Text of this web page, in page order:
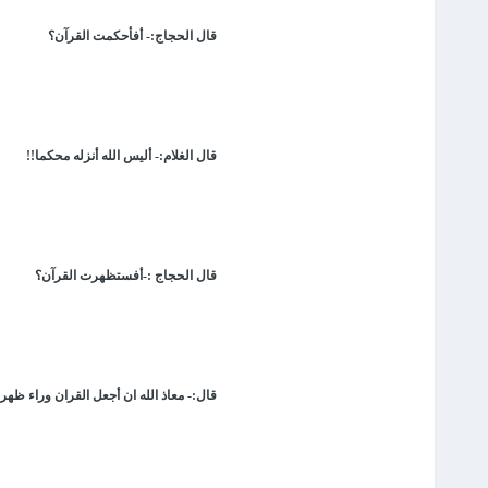
قال الحجاج:- أفأحكمت القرآن؟
قال الغلام:- أليس الله أنزله محكما!!
قال الحجاج :-أفستظهرت القرآن؟
قال:- معاذ الله ان أجعل القران وراء